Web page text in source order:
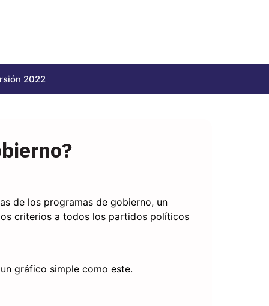
2022
de los programas de gobierno, un
criterios a todos los partidos políticos
gráfico simple como este.